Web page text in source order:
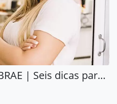
Jornal de Negócios SEBRAE | Seis dicas para se Planejar Bem